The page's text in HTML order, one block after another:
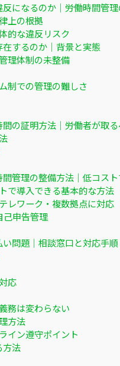
になるのか｜労働時間管
上の根拠
的な違反リスク
するのか｜背景と実態
理体制の未整備
制での管理の難しさ
の証明方法｜労働者が取
管理の整備方法｜低コス
で導入できる基本的な方法
レワーク・複数拠点に対応
己申告管理
問題｜相談窓口と対応手順
応
務は変わらない
方法
イン遵守ポイント
方法